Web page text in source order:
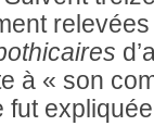
à « son
fut